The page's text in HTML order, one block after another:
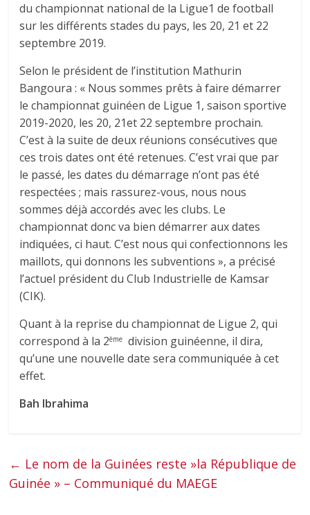
du championnat national de la Ligue1 de football
sur les différents stades du pays, les 20, 21 et 22
septembre 2019.
Selon le président de l’institution Mathurin
Bangoura : « Nous sommes prêts à faire démarrer
le championnat guinéen de Ligue 1, saison sportive
2019-2020, les 20, 21et 22 septembre prochain.
C’est à la suite de deux réunions consécutives que
ces trois dates ont été retenues. C’est vrai que par
le passé, les dates du démarrage n’ont pas été
respectées ; mais rassurez-vous, nous nous
sommes déjà accordés avec les clubs. Le
championnat donc va bien démarrer aux dates
indiquées, ci haut. C’est nous qui confectionnons les
maillots, qui donnons les subventions », a précisé
l’actuel président du Club Industrielle de Kamsar
(CIK).
Quant à la reprise du championnat de Ligue 2, qui
correspond à la 2ème division guinéenne, il dira,
qu’une une nouvelle date sera communiquée à cet
effet.
Bah Ibrahima
← Le nom de la Guinées reste »la République de
Guinée » – Communiqué du MAEGE